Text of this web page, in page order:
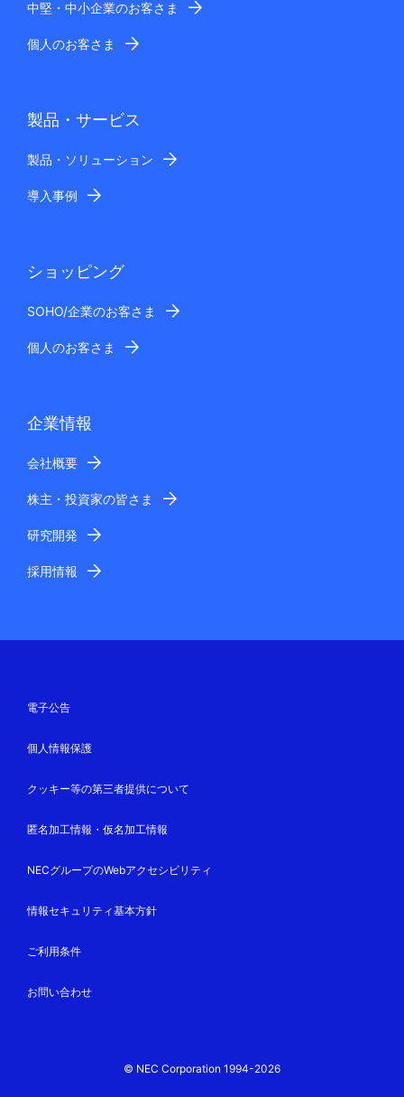
中堅・中小企業のお客さま
個人のお客さま
製品・サービス
製品・ソリューション
導入事例
ショッピング
SOHO/企業のお客さま
個人のお客さま
企業情報
会社概要
株主・投資家の皆さま
研究開発
採用情報
電子公告
個人情報保護
クッキー等の第三者提供について
匿名加工情報・仮名加工情報
NECグループのWebアクセシビリティ
情報セキュリティ基本方針
ご利用条件
お問い合わせ
© NEC Corporation 1994-2026